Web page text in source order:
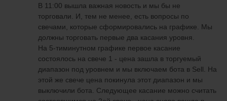
В 11:00 вышла важная новость и мы бы не
торговали. И, тем не менее, есть вопросы по
свечами, которые сформировались на графике. Мы
должны торговать первые два касания уровня.
На 5-тиминутном графике первое касание
состоялось на свече 1 - цена зашла в торгуемый
диапазон под уровнем и мы включаем бота в Sell. На
этой же свече цена покинула этот диапазон и мы
выключили бота. Следующее касание можно считать